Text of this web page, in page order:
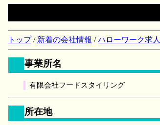
トップ/ 新着の会社情報 /ハローワーク求
事業所名
有限会社フードスタイリング
所在地